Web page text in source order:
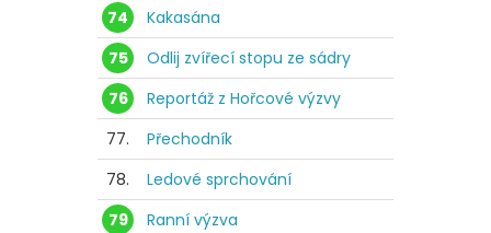
74
Kakasána
75
Odlij zvířecí stopu ze sádry
76
Reportáž z Hořcové výzvy
77.
Přechodník
78.
Ledové sprchování
79
Ranní výzva